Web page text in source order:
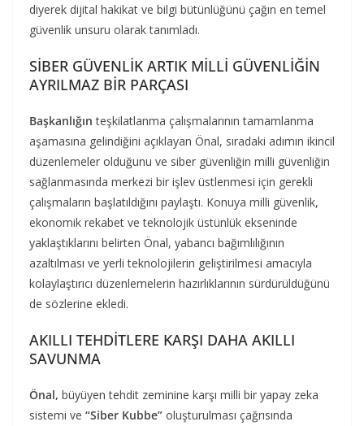
diyerek dijital hakikat ve bilgi bütünlüğünü çağın en temel
güvenlik unsuru olarak tanımladı.
SİBER GÜVENLİK ARTIK MİLLİ GÜVENLİĞİN
AYRILMAZ BİR PARÇASI
Başkanlığın teşkilatlanma çalışmalarının tamamlanma
aşamasına gelindiğini açıklayan Önal, sıradaki adımın ikincil
düzenlemeler olduğunu ve siber güvenliğin milli güvenliğin
sağlanmasında merkezi bir işlev üstlenmesi için gerekli
çalışmaların başlatıldığını paylaştı. Konuya milli güvenlik,
ekonomik rekabet ve teknolojik üstünlük ekseninde
yaklaştıklarını belirten Önal, yabancı bağımlılığının
azaltılması ve yerli teknolojilerin geliştirilmesi amacıyla
kolaylaştırıcı düzenlemelerin hazırlıklarının sürdürüldüğünü
de sözlerine ekledi.
AKILLI TEHDİTLERE KARŞI DAHA AKILLI
SAVUNMA
Önal, büyüyen tehdit zeminine karşı milli bir yapay zeka
sistemi ve “Siber Kubbe” oluşturulması çağrısında